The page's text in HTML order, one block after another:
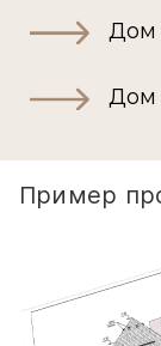
Дом
Дом
Пример